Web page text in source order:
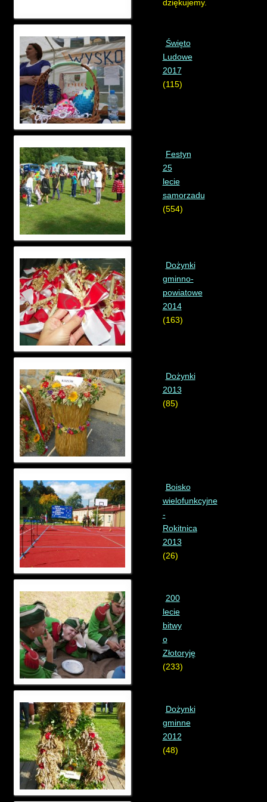
dziękujemy.
Święto
Ludowe
2017
(115)
Festyn
25
lecie
samorzadu
(554)
Dożynki
gminno-
powiatowe
2014
(163)
Dożynki
2013
(85)
Boisko
wielofunkcyjne
-
Rokitnica
2013
(26)
200
lecie
bitwy
o
Złotoryję
(233)
Dożynki
gminne
2012
(48)